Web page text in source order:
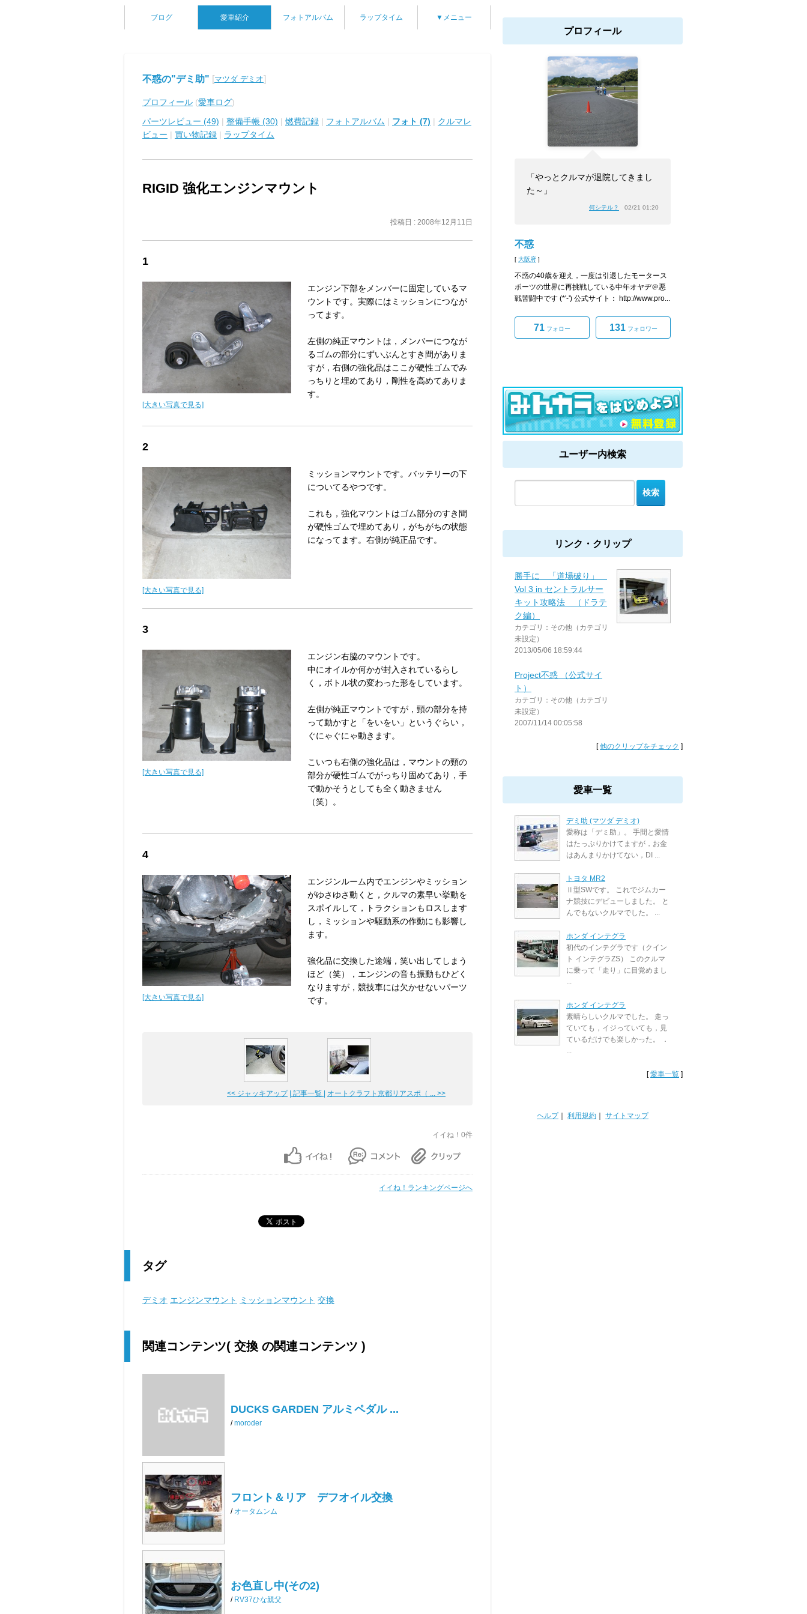
ブログ 愛車紹介 フォトアルバム ラップタイム ▼メニュー
不惑の"デミ助" [マツダ デミオ]
プロフィール (愛車ログ)
パーツレビュー (49) | 整備手帳 (30) | 燃費記録 | フォトアルバム | フォト (7) | クルマレ
ビュー | 買い物記録 | ラップタイム
RIGID 強化エンジンマウント
投稿日 : 2008年12月11日
1
[大きい写真で見る]
エンジン下部をメンバーに固定しているマ
ウントです。実際にはミッションにつなが
ってます。
左側の純正マウントは，メンバーにつなが
るゴムの部分にずいぶんとすき間がありま
すが，右側の強化品はここが硬性ゴムでみ
っちりと埋めてあり，剛性を高めてありま
す。
2
[大きい写真で見る]
ミッションマウントです。バッテリーの下
についてるやつです。
これも，強化マウントはゴム部分のすき間
が硬性ゴムで埋めてあり，がちがちの状態
になってます。右側が純正品です。
3
[大きい写真で見る]
エンジン右脇のマウントです。
中にオイルか何かが封入されているらし
く，ボトル状の変わった形をしています。
左側が純正マウントですが，頸の部分を持
って動かすと「をいをい」というぐらい，
ぐにゃぐにゃ動きます。
こいつも右側の強化品は，マウントの頸の
部分が硬性ゴムでがっちり固めてあり，手
で動かそうとしても全く動きません
（笑）。
4
[大きい写真で見る]
エンジンルーム内でエンジンやミッション
がゆさゆさ動くと，クルマの素早い挙動を
スポイルして，トラクションもロスします
し，ミッションや駆動系の作動にも影響し
ます。
強化品に交換した途端，笑い出してしまう
ほど（笑），エンジンの音も振動もひどく
なりますが，競技車には欠かせないパーツ
です。
<< ジャッキアップ | 記事一覧 | オートクラフト京都リアスポ（ ... >>
イイね！0件
イイね！ランキングページへ
タグ
デミオ エンジンマウント ミッションマウント 交換
関連コンテンツ( 交換 の関連コンテンツ )
DUCKS GARDEN アルミペダル ...
/moroder
フロント＆リア デフオイル交換
/ オータムンム
お色直し中(その2)
/ RV37ひな親父
プロフィール
「やっとクルマが退院してきまし
た～」
何シテル？ 02/21 01:20
不惑
[ 大阪府 ]
不惑の40歳を迎え，一度は引退したモータース
ポーツの世界に再挑戦している中年オヤヂ＠悪
戦苦闘中です (*'-') 公式サイト： http://www.pro...
71 フォロー 131フォロワー
ユーザー内検索
リンク・クリップ
勝手に 「道場破り」
Vol 3 in セントラルサー
キット攻略法 （ドラテ
ク編）
カテゴリ：その他（カテゴリ
未設定）
2013/05/06 18:59:44
Project不惑 （公式サイ
ト）
カテゴリ：その他（カテゴリ
未設定）
2007/11/14 00:05:58
[他のクリップをチェック ]
愛車一覧
デミ助 (マツダ デミオ)
愛称は「デミ助」。 手間と愛情
はたっぷりかけてますが，お金
はあんまりかけてない，DI ...
トヨタ MR2
Ⅱ型SWです。 これでジムカー
ナ競技にデビューしました。 と
んでもないクルマでした。 ...
ホンダ インテグラ
初代のインテグラです（クイン
ト インテグラZS） このクルマ
に乗って「走り」に目覚めまし
...
ホンダ インテグラ
素晴らしいクルマでした。 走っ
ていても，イジっていても，見
ているだけでも楽しかった。 ．
...
[愛車一覧 ]
ヘルプ｜ 利用規約 サイトマップ